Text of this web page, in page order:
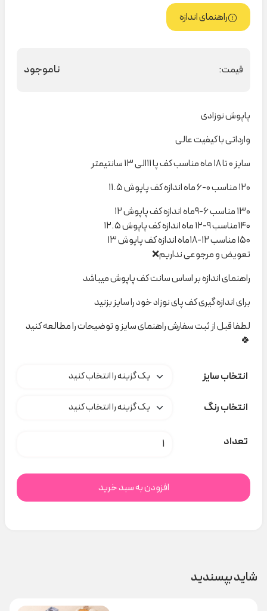
راهنمای اندازه
قیمت: ناموجود
پاپوش نوزادی
وارداتی با کیفیت عالی
سایز ۰ تا ۱۸ ماه مناسب کف پا ۱۱الی ۱۳ سانتیمتر
۱۲۰ مناسب ۰-۶ ماه اندازه کف پاپوش ۱۱.۵
۱۳۰ مناسب ۶-۹ماه اندازه کف پاپوش ۱۲
۱۴۰مناسب ۹-۱۲ ماه اندازه کف پاپوش ۱۲.۵
۱۵۰ مناسب ۱۲-۱۸ماه اندازه کف پاپوش ۱۳
تعویض و مرجوعی نداریم❌
راهنمای اندازه بر اساس سانت کف پاپوش میباشد
برای اندازه گیری کف پای نوزاد خود را سایز بزنید
لطفا قبل از ثبت سفارش راهنمای سایز و توضیحات را مطالعه کنید
🍀
انتخاب سایز
انتخاب رنگ
تعداد پاپوش خال خال کد s000920 عدد
افزودن به سبد خرید
شاید بپسندید